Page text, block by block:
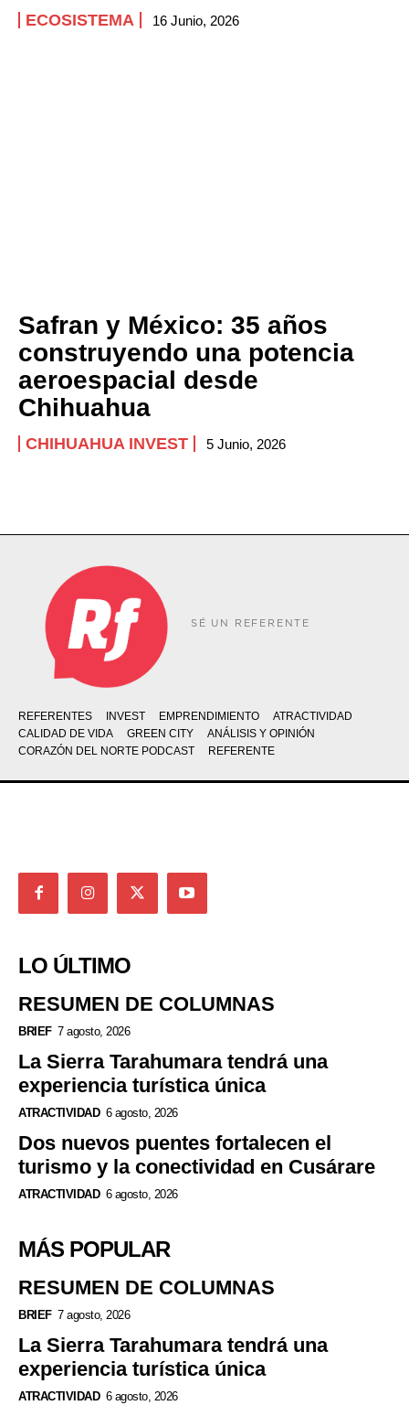
ECOSISTEMA 16 Junio, 2026
Safran y México: 35 años
construyendo una potencia
aeroespacial desde
Chihuahua
CHIHUAHUA INVEST 5 Junio, 2026
SÉ UN REFERENTE
REFERENTES INVEST EMPRENDIMIENTO
ATRACTIVIDAD
CALIDAD DE VIDA
GREEN CITY
ANÁLISIS Y OPINIÓN
CORAZÓN DEL NORTE PODCAST
REFERENTE
LO ÚLTIMO
RESUMEN DE COLUMNAS
BRIEF 7 agosto, 2026
La Sierra Tarahumara tendrá una
experiencia turística única
ATRACTIVIDAD 6 agosto, 2026
Dos nuevos puentes fortalecen el
turismo y la conectividad en Cusárare
ATRACTIVIDAD 6 agosto, 2026
MÁS POPULAR
RESUMEN DE COLUMNAS
BRIEF 7 agosto, 2026
La Sierra Tarahumara tendrá una
experiencia turística única
ATRACTIVIDAD 6 agosto, 2026